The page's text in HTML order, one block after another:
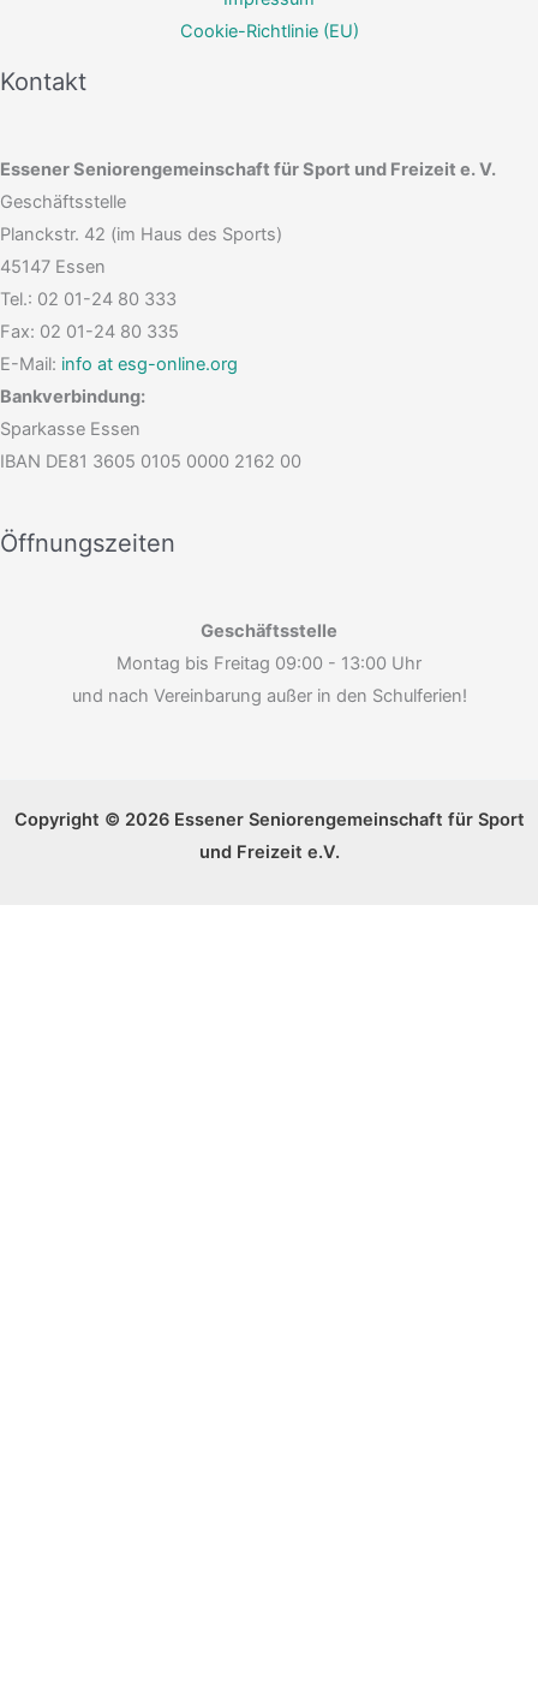
Cookie-Richtlinie (EU)
Kontakt
Essener Seniorengemeinschaft für Sport und Freizeit e. V.
Geschäftsstelle
Planckstr. 42 (im Haus des Sports)
45147 Essen
Tel.: 02 01-24 80 333
Fax: 02 01-24 80 335
E-Mail: info at esg-online.org
Bankverbindung:
Sparkasse Essen
IBAN DE81 3605 0105 0000 2162 00
Öffnungszeiten
Geschäftsstelle
Montag bis Freitag 09:00 - 13:00 Uhr
und nach Vereinbarung außer in den Schulferien!
Copyright © 2026 Essener Seniorengemeinschaft für Sport
und Freizeit e.V.